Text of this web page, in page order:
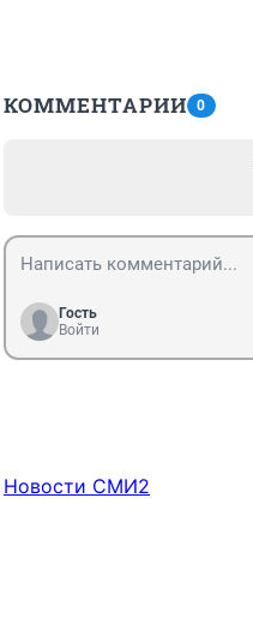
КОММЕНТАРИИ 0
Гость
Войти
Новости СМИ2